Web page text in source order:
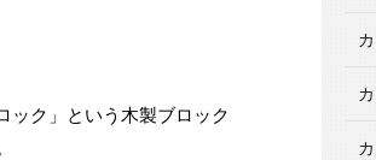
ック」という木製ブロック